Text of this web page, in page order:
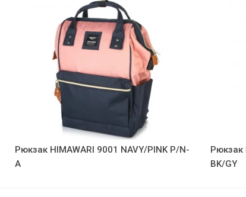
Рюкзак HIMAWARI 9001 NAVY/PINK P/N-
A
Рюкзак
BK/GY